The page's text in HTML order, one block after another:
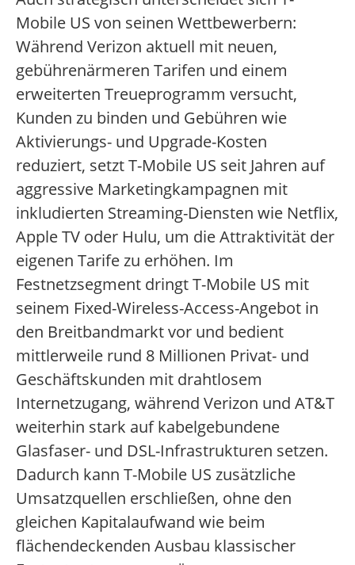
Mobile US von seinen Wettbewerbern:
Während Verizon aktuell mit neuen,
gebührenärmeren Tarifen und einem
erweiterten Treueprogramm versucht,
Kunden zu binden und Gebühren wie
Aktivierungs- und Upgrade-Kosten
reduziert, setzt T-Mobile US seit Jahren auf
aggressive Marketingkampagnen mit
inkludierten Streaming-Diensten wie Netflix,
Apple TV oder Hulu, um die Attraktivität der
eigenen Tarife zu erhöhen. Im
Festnetzsegment dringt T-Mobile US mit
seinem Fixed-Wireless-Access-Angebot in
den Breitbandmarkt vor und bedient
mittlerweile rund 8 Millionen Privat- und
Geschäftskunden mit drahtlosem
Internetzugang, während Verizon und AT&T
weiterhin stark auf kabelgebundene
Glasfaser- und DSL-Infrastrukturen setzen.
Dadurch kann T-Mobile US zusätzliche
Umsatzquellen erschließen, ohne den
gleichen Kapitalaufwand wie beim
flächendeckenden Ausbau klassischer